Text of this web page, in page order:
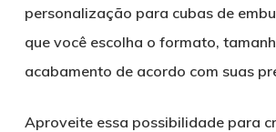
personalização para cubas de
que você escolha o formato,
acabamento de acordo com suas
Aproveite essa possibilidade para